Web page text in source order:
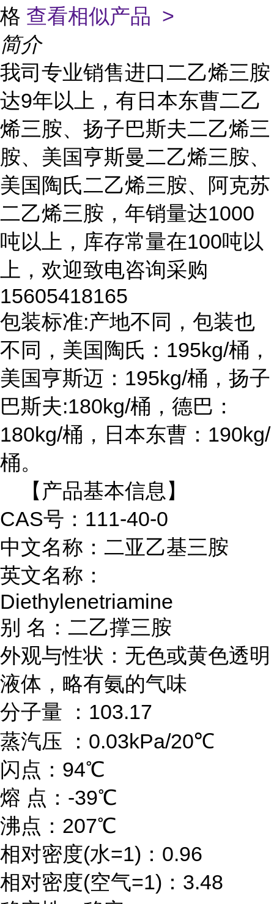
格 查看相似产品 >
简介
我司专业销售进口二乙烯三胺
达9年以上，有日本东曹二乙
烯三胺、扬子巴斯夫二乙烯三
胺、美国亨斯曼二乙烯三胺、
美国陶氏二乙烯三胺、阿克苏
二乙烯三胺，年销量达1000
吨以上，库存常量在100吨以
上，欢迎致电咨询采购
15605418165
包装标准:产地不同，包装也
不同，美国陶氏：195kg/桶，
美国亨斯迈：195kg/桶，扬子
巴斯夫:180kg/桶，德巴：
180kg/桶，日本东曹：190kg/
桶。
【产品基本信息】
CAS号：111-40-0
中文名称：二亚乙基三胺
英文名称：
Diethylenetriamine
别 名：二乙撑三胺
外观与性状：无色或黄色透明
液体，略有氨的气味
分子量 ：103.17
蒸汽压 ：0.03kPa/20℃
闪点：94℃
熔 点：-39℃
沸点：207℃
相对密度(水=1)：0.96
相对密度(空气=1)：3.48